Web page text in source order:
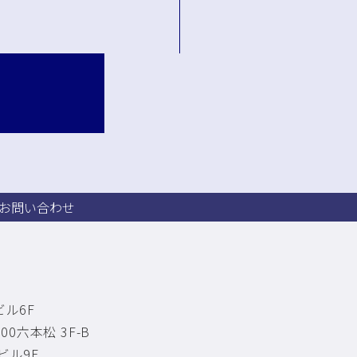
問い合わせ
ル6F
六本松 3F-B